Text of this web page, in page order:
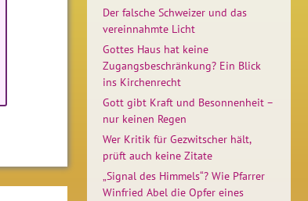
Der falsche Schweizer und das
vereinnahmte Licht
Gottes Haus hat keine
Zugangsbeschränkung? Ein Blick
ins Kirchenrecht
Gott gibt Kraft und Besonnenheit –
nur keinen Regen
Wer Kritik für Gezwitscher hält,
prüft auch keine Zitate
„Signal des Himmels“? Wie Pfarrer
Winfried Abel die Opfer eines